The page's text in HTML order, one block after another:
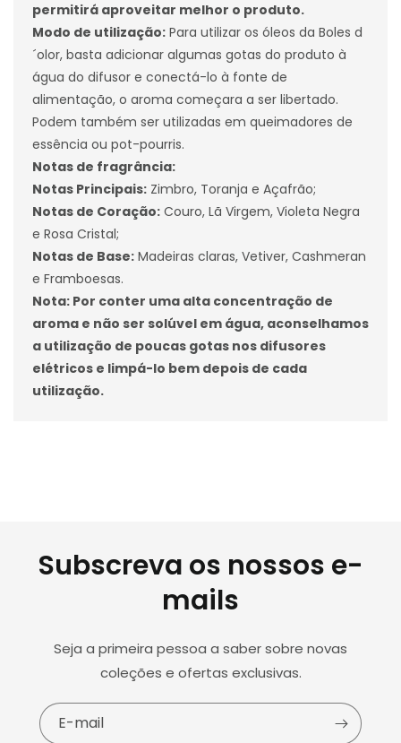
permitirá aproveitar melhor o produto.
Modo de utilização: Para utilizar os óleos da Boles d
´olor, basta adicionar algumas gotas do produto à
água do difusor e conectá-lo à fonte de
alimentação, o aroma começara a ser libertado.
Podem também ser utilizadas em queimadores de
essência ou pot-pourris.
Notas de fragrância:
Notas Principais: Zimbro, Toranja e Açafrão;
Notas de Coração: Couro, Lã Virgem, Violeta Negra
e Rosa Cristal;
Notas de Base: Madeiras claras, Vetiver, Cashmeran
e Framboesas.
Nota: Por conter uma alta concentração de
aroma e não ser solúvel em água, aconselhamos
a utilização de poucas gotas nos difusores
elétricos e limpá-lo bem depois de cada
utilização.
Subscreva os nossos e-
mails
Seja a primeira pessoa a saber sobre novas
coleções e ofertas exclusivas.
E-mail